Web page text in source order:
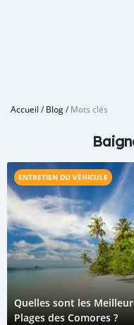
Accueil /Blog/Mots clés
ENTRETIEN DU VÉHICULE
Quelles sont les
Plages des Comores ?